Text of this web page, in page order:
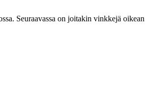
Seuraavassa on joitakin vinkkejä